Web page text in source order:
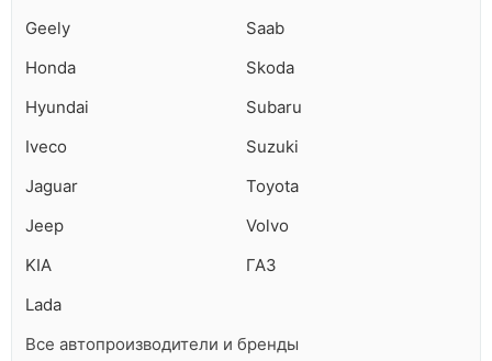
Geely
Saab
Honda
Skoda
Hyundai
Subaru
Iveco
Suzuki
Jaguar
Toyota
Jeep
Volvo
KIA
ГАЗ
Lada
Все автопроизводители и бренды